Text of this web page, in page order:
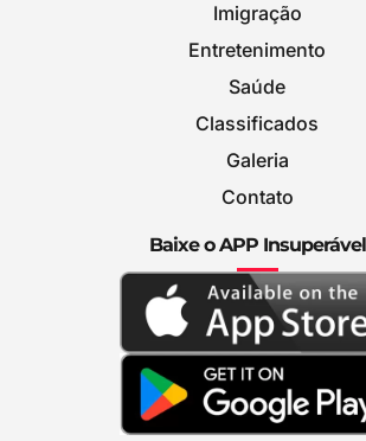
Imigração
Entretenimento
Saúde
Classificados
Galeria
Contato
Baixe o APP Insuperável